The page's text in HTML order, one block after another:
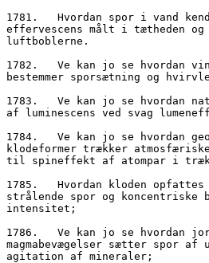
1781.	Hvordan spor i vand kendes på deres
effervescens målt i tætheden og
luftboblerne.
1782.	Ve kan jo se hvordan vingespor og fjerstiling
bestemmer sporsætning og
1783.	Ve kan jo se hvordan natsværmere trækker spor
af luminescens ved svag
1784.	Ve kan jo se hvordan geomagnetisme og
klodeformer trækker
til spineffekt af atompar i
1785.	Hvordan kloden opfattes kvantemekanisk i
strålende spor og koncentriske
intensitet;
1786.	Ve kan jo se hvordan jordskorpen og jordens
magmabevægelser sætter spor af
agitation af mineraler;